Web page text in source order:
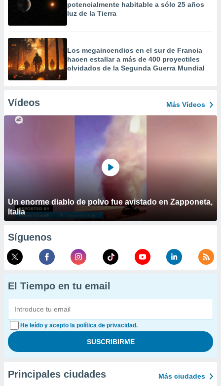
potencialmente habitable a sólo 25 años
luz de la Tierra
Los megaincendios en el sur de Francia
hacen estallar a más de 400 proyectiles
olvidados de la Segunda Guerra Mundial
Vídeos Más Vídeos
Un enorme diablo de polvo fue avistado en Zapponeta,
Italia
Síguenos
El Tiempo en tu email
He leído y acepto la política de privacidad.
Principales ciudades Más ciudades